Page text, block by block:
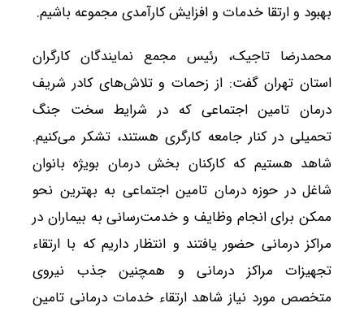
بهبود و ارتقا خدمات و افزایش کارآمدی مجموعه باشیم.
محمدرضا تاجیک، رئیس مجمع نمایندگان کارگران
استان تهران گفت: از زحمات و تلاش‌های کادر شریف
درمان تامین اجتماعی که در شرایط سخت جنگ
تحمیلی در کنار جامعه کارگری هستند، تشکر می‌کنیم.
شاهد هستیم که کارکنان بخش درمان بویژه بانوان
شاغل در حوزه درمان تامین اجتماعی به بهترین نحو
ممکن برای انجام وظایف و خدمت‌رسانی به بیماران در
مراکز درمانی حضور یافتند و انتظار داریم که با ارتقاء
تجهیزات مراکز درمانی و همچنین جذب نیروی
متخصص مورد نیاز شاهد ارتقاء خدمات درمانی تامین